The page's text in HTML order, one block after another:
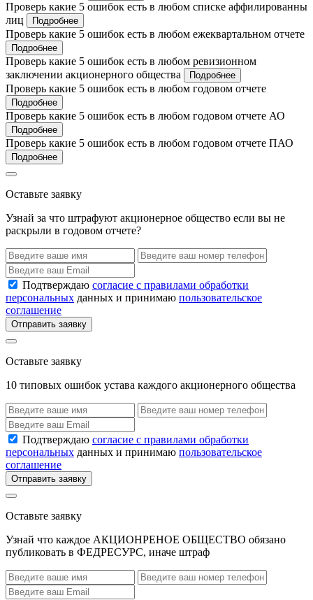
Проверь какие 5 ошибок есть в любом списке аффилированны
лиц
Подробнее
Проверь какие 5 ошибок есть в любом ежеквартальном отчете
Подробнее
Проверь какие 5 ошибок есть в любом ревизионном
заключении акционерного общества
Подробнее
Проверь какие 5 ошибок есть в любом годовом отчете
Подробнее
Проверь какие 5 ошибок есть в любом годовом отчете АО
Подробнее
Проверь какие 5 ошибок есть в любом годовом отчете ПАО
Подробнее
Оставьте заявку
Узнай за что штрафуют акционерное общество если вы не
раскрыли в годовом отчете?
Подтверждаю согласие с правилами обработки
персональных данных и принимаю пользовательское
соглашение
Отправить заявку
Оставьте заявку
10 типовых ошибок устава каждого акционерного общества
Подтверждаю согласие с правилами обработки
персональных данных и принимаю пользовательское
соглашение
Отправить заявку
Оставьте заявку
Узнай что каждое АКЦИОНРЕНОЕ ОБЩЕСТВО обязано
публиковать в ФЕДРЕСУРС, иначе штраф